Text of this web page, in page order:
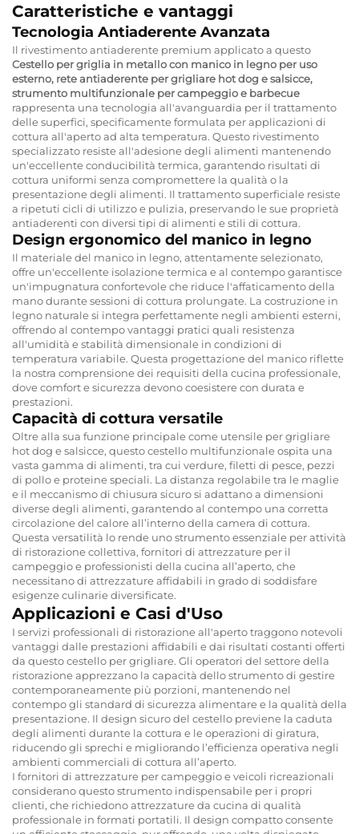
Caratteristiche e vantaggi
Tecnologia Antiaderente Avanzata
Il rivestimento antiaderente premium applicato a questo
Cestello per griglia in metallo con manico in legno per uso
esterno, rete antiaderente per grigliare hot dog e salsicce,
strumento multifunzionale per campeggio e barbecue
rappresenta una tecnologia all'avanguardia per il trattamento
delle superfici, specificamente formulata per applicazioni di
cottura all'aperto ad alta temperatura. Questo rivestimento
specializzato resiste all'adesione degli alimenti mantenendo
un'eccellente conducibilità termica, garantendo risultati di
cottura uniformi senza compromettere la qualità o la
presentazione degli alimenti. Il trattamento superficiale resiste
a ripetuti cicli di utilizzo e pulizia, preservando le sue proprietà
antiaderenti con diversi tipi di alimenti e stili di cottura.
Design ergonomico del manico in legno
Il materiale del manico in legno, attentamente selezionato,
offre un'eccellente isolazione termica e al contempo garantisce
un'impugnatura confortevole che riduce l'affaticamento della
mano durante sessioni di cottura prolungate. La costruzione in
legno naturale si integra perfettamente negli ambienti esterni,
offrendo al contempo vantaggi pratici quali resistenza
all'umidità e stabilità dimensionale in condizioni di
temperatura variabile. Questa progettazione del manico riflette
la nostra comprensione dei requisiti della cucina professionale,
dove comfort e sicurezza devono coesistere con durata e
prestazioni.
Capacità di cottura versatile
Oltre alla sua funzione principale come utensile per grigliare
hot dog e salsicce, questo cestello multifunzionale ospita una
vasta gamma di alimenti, tra cui verdure, filetti di pesce, pezzi
di pollo e proteine speciali. La distanza regolabile tra le maglie
e il meccanismo di chiusura sicuro si adattano a dimensioni
diverse degli alimenti, garantendo al contempo una corretta
circolazione del calore all’interno della camera di cottura.
Questa versatilità lo rende uno strumento essenziale per attività
di ristorazione collettiva, fornitori di attrezzature per il
campeggio e professionisti della cucina all’aperto, che
necessitano di attrezzature affidabili in grado di soddisfare
esigenze culinarie diversificate.
Applicazioni e Casi d'Uso
I servizi professionali di ristorazione all'aperto traggono notevoli
vantaggi dalle prestazioni affidabili e dai risultati costanti offerti
da questo cestello per grigliare. Gli operatori del settore della
ristorazione apprezzano la capacità dello strumento di gestire
contemporaneamente più porzioni, mantenendo nel
contempo gli standard di sicurezza alimentare e la qualità della
presentazione. Il design sicuro del cestello previene la caduta
degli alimenti durante la cottura e le operazioni di giratura,
riducendo gli sprechi e migliorando l’efficienza operativa negli
ambienti commerciali di cottura all’aperto.
I fornitori di attrezzature per campeggio e veicoli ricreazionali
considerano questo strumento indispensabile per i propri
clienti, che richiedono attrezzature da cucina di qualità
professionale in formati portatili. Il design compatto consente